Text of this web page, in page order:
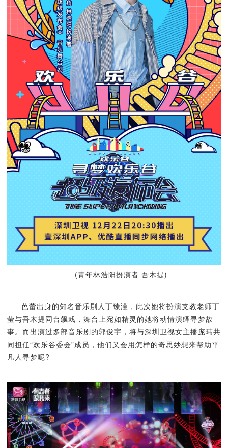
(青年林浩阳扮演者 吾木提)
芭蕾出身的知名音乐剧人丁臻滢，此次她将扮演支教老师丁
莹与吾木提同台飙戏，舞台上宛如精灵的她将动情演绎寻梦故
事。而出演过多部音乐剧的郭俊宇，将与深圳卫视女主播庞玮共
同担任“欢乐谷委会”成员，他们又会用怎样的奇思妙想来帮助平
凡人寻梦呢?